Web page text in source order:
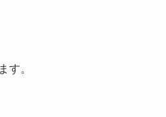
す。